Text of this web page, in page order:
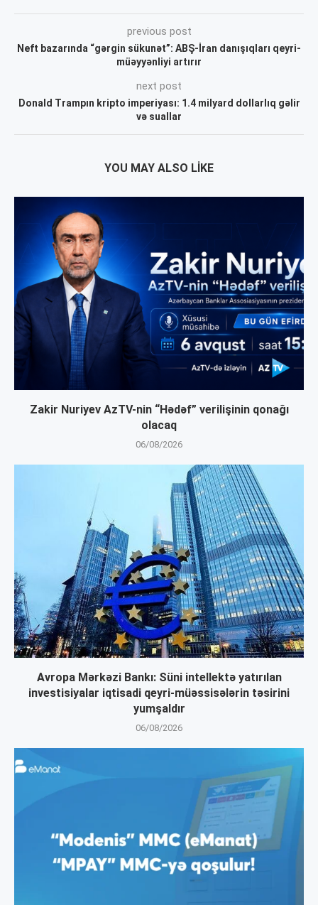
previous post
Neft bazarında “gərgin sükunət”: ABŞ-İran danışıqları qeyri-
müəyyənliyi artırır
next post
Donald Trampın kripto imperiyası: 1.4 milyard dollarlıq gəlir
və suallar
YOU MAY ALSO LIKE
Zakir Nuriyev AzTV-nin “Hədəf” verilişinin qonağı
olacaq
06/08/2026
Avropa Mərkəzi Bankı: Süni intellektə yatırılan
investisiyalar iqtisadi qeyri-müəssisələrin təsirini
yumşaldır
06/08/2026